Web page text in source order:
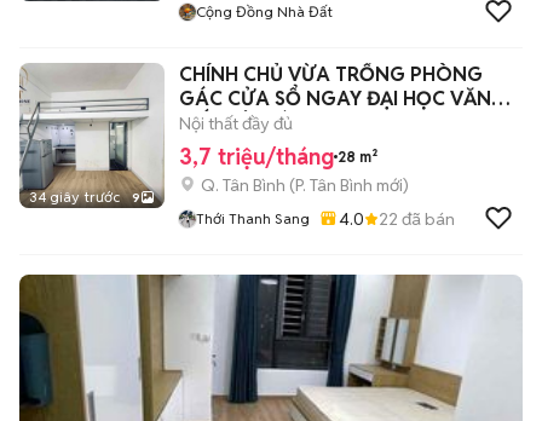
Cộng Đồng Nhà Đất
34 giây trước 9
CHÍNH CHỦ VỪA TRỐNG PHÒNG
GÁC CỬA SỔ NGAY ĐẠI HỌC VĂN
HIẾN TÂN BÌNH
Nội thất đầy đủ
3,7 triệu/tháng 28 m²
Q. Tân Bình (P. Tân Bình mới)
Thới Thanh Sang 4.0 22 đã bán